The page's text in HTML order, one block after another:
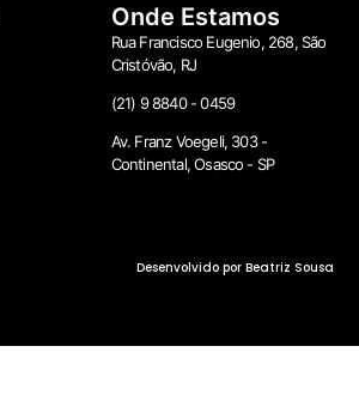
Onde Estamos
Rua Francisco Eugenio, 268, São
Cristóvão, RJ
(21) 9 8840 - 0459
Av. Franz Voegeli, 303 -
Continental, Osasco - SP
Desenvolvido por Beatriz Sousa